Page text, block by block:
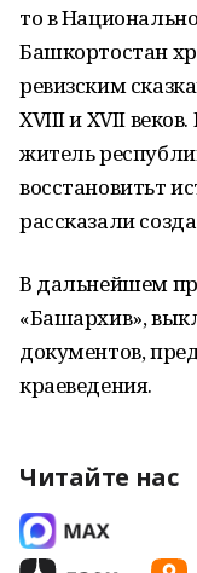
то в
Башкортостан
ревизским
XVIII и XVII
житель
восстановитьт
рассказали
В дальнейшем
«Башархив»,
документов,
краеведения.
Читайте нас